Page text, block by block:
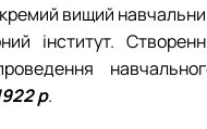
вищий
інститут.
р.